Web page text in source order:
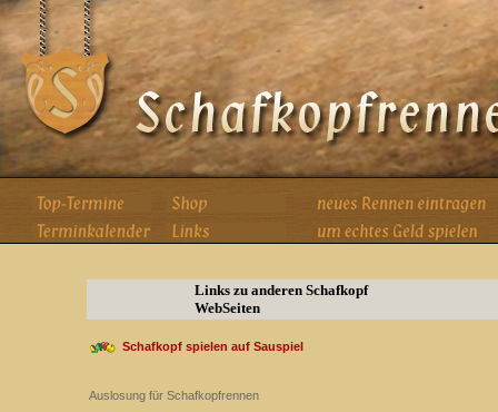
Links zu anderen Schafkopf
WebSeiten
Schafkopf spielen auf Sauspiel
Auslosung für Schafkopfrennen